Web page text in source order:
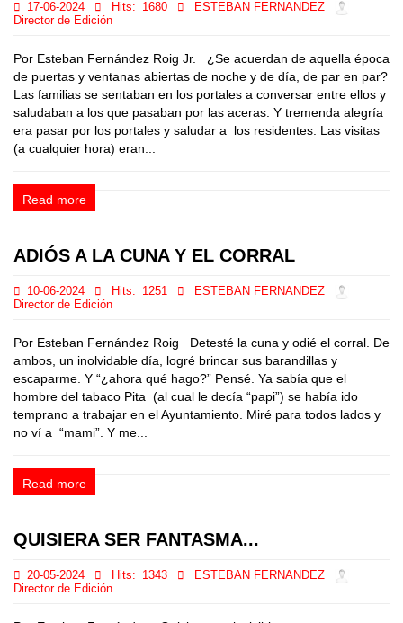
17-06-2024 Hits: 1680
ESTEBAN FERNANDEZ
Director de Edición
Por Esteban Fernández Roig Jr. ¿Se acuerdan de aquella época
de puertas y ventanas abiertas de noche y de día, de par en par?
Las familias se sentaban en los portales a conversar entre ellos y
saludaban a los que pasaban por las aceras. Y tremenda alegría
era pasar por los portales y saludar a los residentes. Las visitas
(a cualquier hora) eran...
Read more
ADIÓS A LA CUNA Y EL CORRAL
10-06-2024 Hits: 1251
ESTEBAN FERNANDEZ
Director de Edición
Por Esteban Fernández Roig Detesté la cuna y odié el corral. De
ambos, un inolvidable día, logré brincar sus barandillas y
escaparme. Y “¿ahora qué hago?” Pensé. Ya sabía que el
hombre del tabaco Pita (al cual le decía “papi”) se había ido
temprano a trabajar en el Ayuntamiento. Miré para todos lados y
no ví a “mami”. Y me...
Read more
QUISIERA SER FANTASMA...
20-05-2024 Hits: 1343
ESTEBAN FERNANDEZ
Director de Edición